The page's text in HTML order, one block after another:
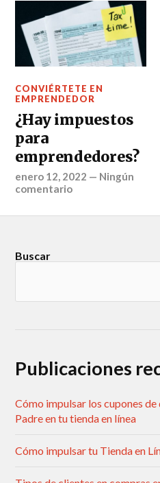
CONVIÉRTETE EN
EMPRENDEDOR
¿Hay impuestos
para
emprendedores?
enero 12, 2022 — Ningún
comentario
Buscar
Publicaciones
Cómo impulsar los cupones
Padre en tu tienda en línea
Cómo impulsar tu Tienda en